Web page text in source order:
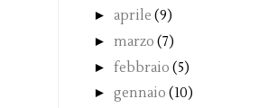
► aprile (9)
► marzo (7)
► febbraio (5)
► gennaio (10)